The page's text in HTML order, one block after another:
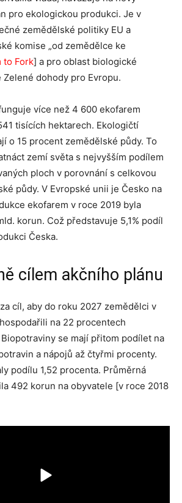
pro ekologickou produkci. Je v
zemědělské politiky EU a
komise „od zemědělce ke
to Fork] a pro oblast biologické
dohody pro Evropu.
více než 4 600 ekofarem
tisících hektarech. Ekologičtí
o 15 procent zemědělské půdy. To
zemí světa s nejvyšším podílem
ploch v porovnání s celkovou
půdy. V Evropské unii je Česko na
ekofarem v roce 2019 byla
korun. Což představuje 5,1% podíl
Česka.
cílem akčního plánu
cíl, aby do roku 2027 zemědělci v
na 22 procentech
se mají přitom podílet na
a nápojů až čtyřmi procenty.
podílu 1,52 procenta. Průměrná
492 korun na obyvatele [v roce 2018